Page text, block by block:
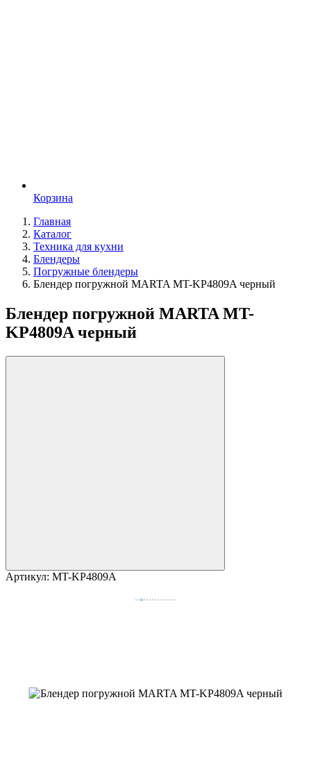
Корзина
Главная
Каталог
Техника для кухни
Блендеры
Погружные блендеры
Блендер погружной MARTA MT-KP4809A черный
Блендер погружной MARTA MT-
KP4809A черный
Артикул: MT-KP4809A